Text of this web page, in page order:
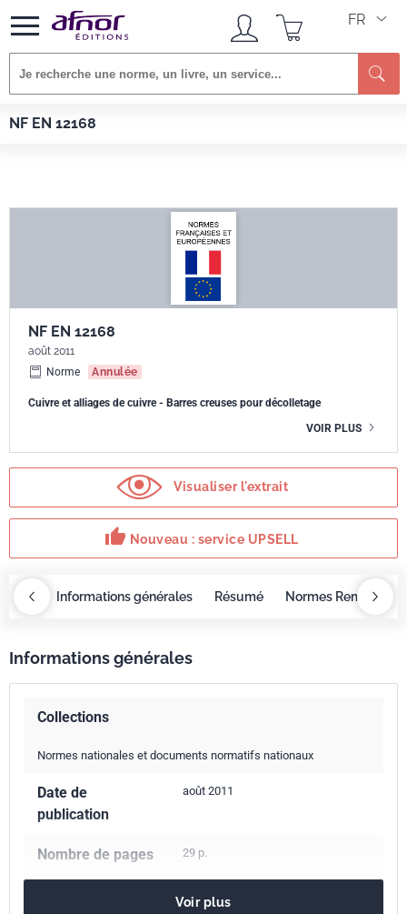
FR
NF EN 12168
Afnor EDITIONS
NF EN 12168
août 2011
Norme
Annulée
Cuivre et alliages de cuivre - Barres creuses pour décolletage
VOIR PLUS
Visualiser l'extrait
thumb_up Nouveau : service UPSELL
Informations générales Résumé Normes
Informations générales
Collections
Normes nationales et documents normatifs nationaux
Date de
publication
août 2011
Nombre de pages 29 p.
Voir plus